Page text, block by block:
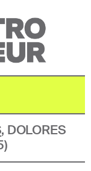
, DOLORES
)